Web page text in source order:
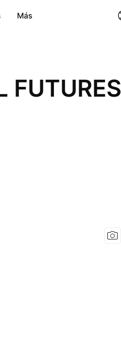
Más
FUTURES